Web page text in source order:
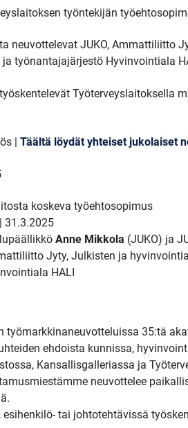
työntekijän
neuvottelevat JUKO, Ammattiliitto
työnantajajärjestö Hyvinvointiala
Työterveyslaitoksella
| Täältä löydät yhteiset jukolaiset
koskeva työehtosopimus
31.3.2025
Anne Mikkola (JUKO) ja
Jyty, Julkisten ja
HALI
työmarkkinaneuvotteluissa 35:tä
ehdoista kunnissa,
Kansallisgalleriassa ja
neuvottelee
tai johtotehtävissä